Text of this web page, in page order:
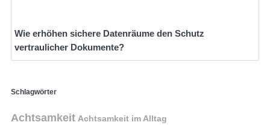
Wie erhöhen sichere Datenräume den Schutz
vertraulicher Dokumente?
Schlagwörter
Achtsamkeit Achtsamkeit im Alltag